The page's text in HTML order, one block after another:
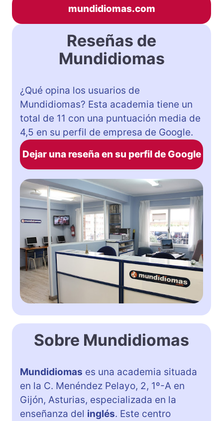
mundidiomas.com
Reseñas de
Mundidiomas
¿Qué opina los usuarios de
Mundidiomas? Esta academia tiene un
total de 11 con una puntuación media de
4,5 en su perfil de empresa de Google.
Dejar una reseña en su perfil de Google
Sobre Mundidiomas
Mundidiomas es una academia situada
en la C. Menéndez Pelayo, 2, 1º-A en
Gijón, Asturias, especializada en la
enseñanza del inglés. Este centro